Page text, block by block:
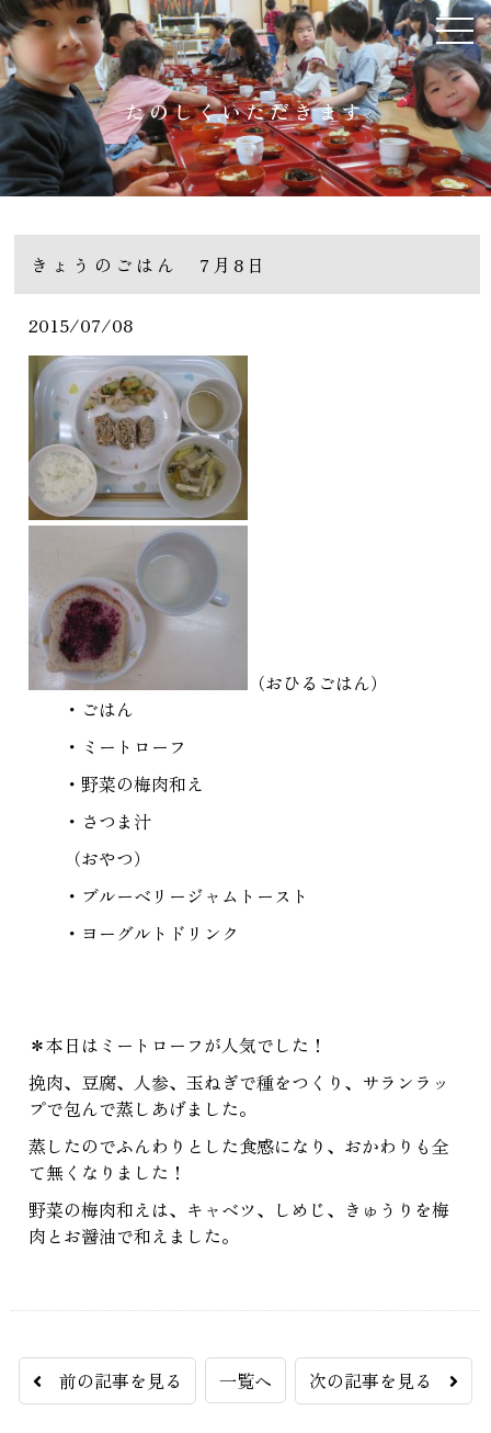
たのしくいただきます
きょうのごはん 7月8日
2015/07/08
（おひるごはん）
・ごはん
・ミートローフ
・野菜の梅肉和え
・さつま汁
（おやつ）
・ブルーベリージャムトースト
・ヨーグルトドリンク
＊本日はミートローフが人気でした！
挽肉、豆腐、人参、玉ねぎで種をつくり、サランラッ
プで包んで蒸しあげました。
蒸したのでふんわりとした食感になり、おかわりも全
て無くなりました！
野菜の梅肉和えは、キャベツ、しめじ、きゅうりを梅
肉とお醤油で和えました。
前の記事を見る 一覧へ 次の記事を見る